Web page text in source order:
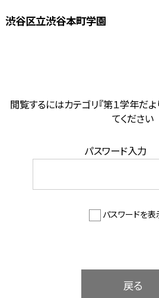
渋谷区立渋谷本町学園
閲覧するにはカテゴリ『第１学年だ
てください
パスワード入力
パスワードを表
戻る